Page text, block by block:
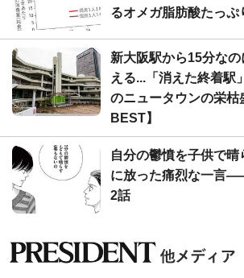
るオメガ脂肪酸たっぷ
新大阪駅から15分な
える...「消えた終着駅
のニュータウンの栄枯
BEST】
自分の鬱憤を子供で
に放った痛烈な一言
2話